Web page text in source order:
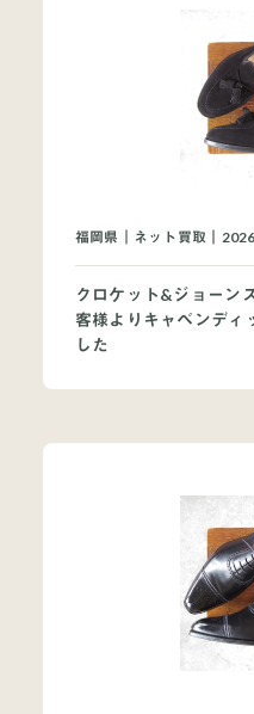
福岡県｜ネット買取｜
クロケット&ジョーン
客様よりキャベンディ
した